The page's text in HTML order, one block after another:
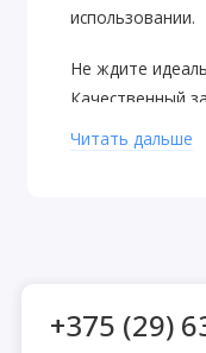
использовании.
Не ждите
Качественный
комфортному
Читать дальше
+375 (29)